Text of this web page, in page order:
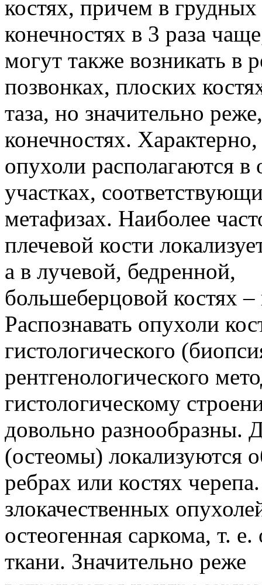
костях, причем в грудных
конечностях в 3 раза
могут также возникать в
позвонках, плоских
таза, но значительно
конечностях.
опухоли располагаются в
участках,
метафизах. Наиболее
плечевой кости
а в лучевой, бедренной,
большеберцовой костях
Распознавать опухоли
гистологического
рентгенологического
гистологическому
довольно разнообразны.
(остеомы) локализуются
ребрах или костях
злокачественных
остеогенная саркома, т.
ткани. Значительно реже